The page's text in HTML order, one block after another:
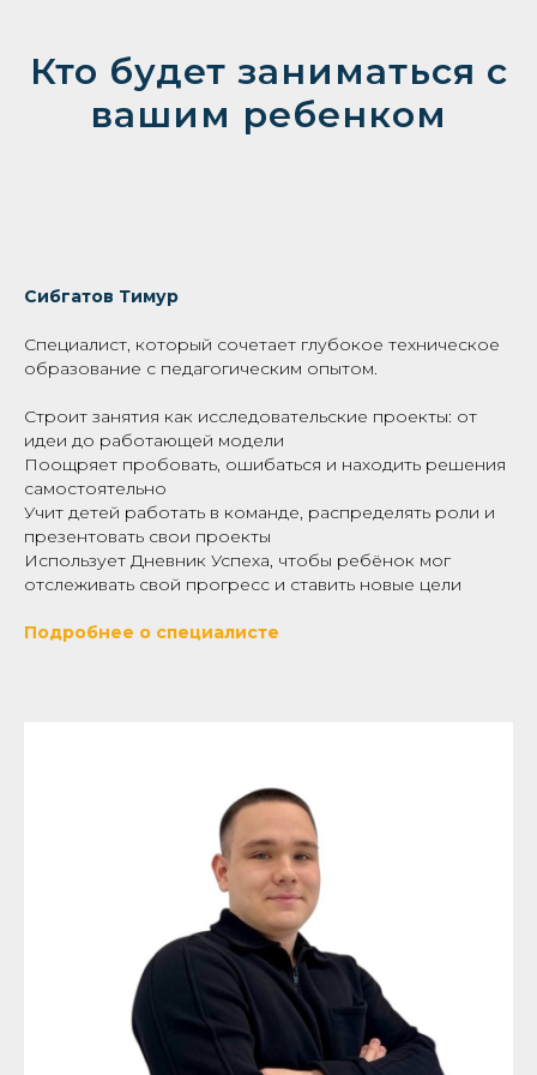
Кто будет заниматься с
вашим ребенком
Сибгатов Тимур
Специалист, который сочетает глубокое техническое
образование с педагогическим опытом.
Строит занятия как исследовательские проекты: от
идеи до работающей модели
Поощряет пробовать, ошибаться и находить решения
самостоятельно
Учит детей работать в команде, распределять роли и
презентовать свои проекты
Использует Дневник Успеха, чтобы ребёнок мог
отслеживать свой прогресс и ставить новые цели
Подробнее о специалисте